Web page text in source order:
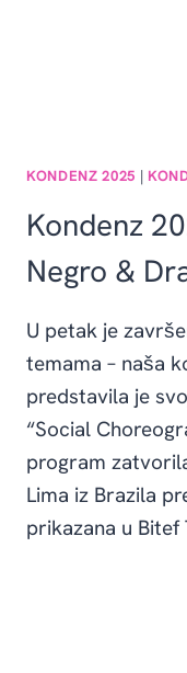
KONDENZ 2025 |
Kondenz
Negro &
U petak je
temama – naša
predstavila je
“Social
program
Lima iz Brazila
prikazana u Bitef